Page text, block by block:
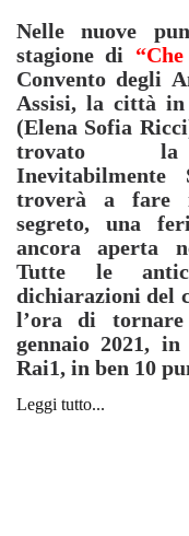
Nelle nuove
stagione di
Convento degli
Assisi, la città in
(Elena Sofia
trovato la
troverà a fare
segreto, una
ancora aperta
Tutte le
dichiarazioni del
l’ora di
gennaio 2021,
Rai1, in ben 10
Leggi tutto...